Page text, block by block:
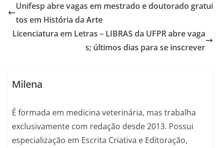
Unifesp abre vagas em mestrado e doutorado gratui
tos em História da Arte
Licenciatura em Letras – LIBRAS da UFPR abre vaga
s; últimos dias para se inscrever
Milena
É formada em medicina veterinária, mas trabalha
exclusivamente com redação desde 2013. Possui
especialização em Escrita Criativa e Editoração,